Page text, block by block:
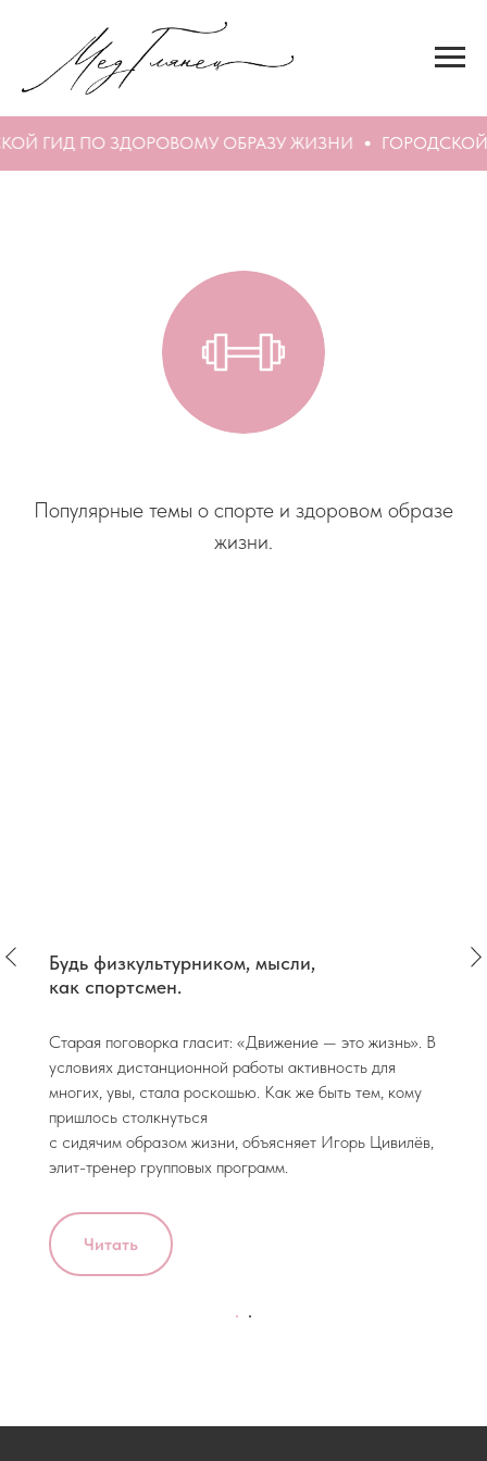
ГИД ПО ЗДОРОВОМУ ОБРАЗУ ЖИЗНИ
Популярные темы о спорте и здоровом образе
жизни.
Будь физкультурником, мысли,
как спортсмен.
Старая поговорка гласит: «Движение — это жизнь». В
условиях дистанционной работы активность для
многих, увы, стала роскошью. Как же быть тем, кому
пришлось столкнуться
с сидячим образом жизни, объясняет Игорь Цивилёв,
элит-тренер групповых программ.
Читать